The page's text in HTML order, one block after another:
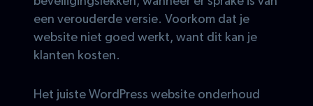
een verouderde versie. Voorkom dat je
website niet goed werkt, want dit kan je
klanten kosten.
Het juiste WordPress website onderhoud